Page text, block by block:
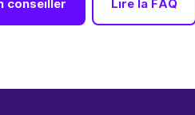
conseiller Lire la FAQ